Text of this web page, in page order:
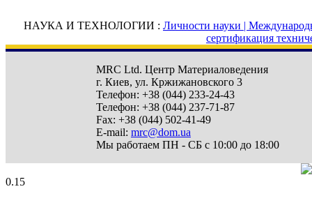
НАУКА И ТЕХНОЛОГИИ : Личности науки |
сертификация
MRC Ltd. Центр Материаловедения
г. Киев, ул. Кржижановского 3
Телефон: +38 (044) 233-24-43
Телефон: +38 (044) 237-71-87
Fax: +38 (044) 502-41-49
E-mail: mrc@dom.ua
Мы работаем ПН - СБ с 10:00 до 18:00
0.15